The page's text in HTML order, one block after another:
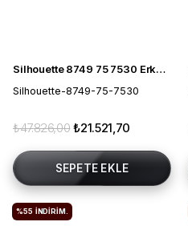
Silhouette 8749 75 7530 Erkek Güneş Gözlüğü
Silhouette-8749-75-7530
₺21.521,70
₺47.826,00
SEPETE EKLE
%55 İNDIRIM.